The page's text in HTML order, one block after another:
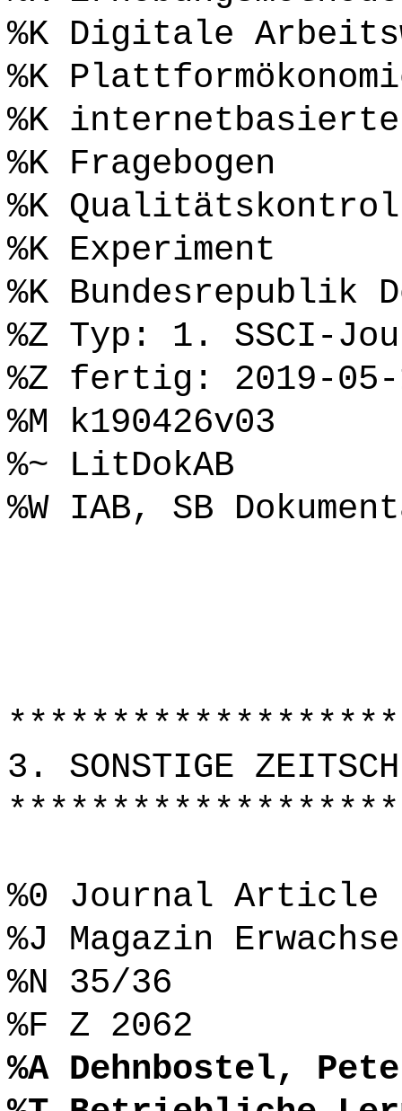
%K Digitale
%K
%K
%K Fragebogen
%K
%K Experiment
%K Bundesrepublik
%Z Typ: 1. SSCI-
%Z fertig: 2019-05-
%M k190426v03
%~ LitDokAB
%W IAB, SB
3. SONSTIGE
%0 Journal Article
%J Magazin
%N 35/36
%F Z 2062
%A Dehnbostel,